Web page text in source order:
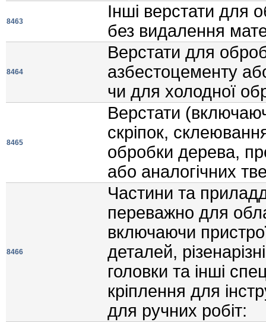
8463
Iншi верстати для
без видалення
8464
Верстати для
азбестоцементу
чи для холодної
8465
Верстати
скрiпок,
обробки дерева,
або аналогiчних
8466
Частини та
переважно для
включаючи
деталей,
головки та iншi
крiплення для
для ручних робiт: